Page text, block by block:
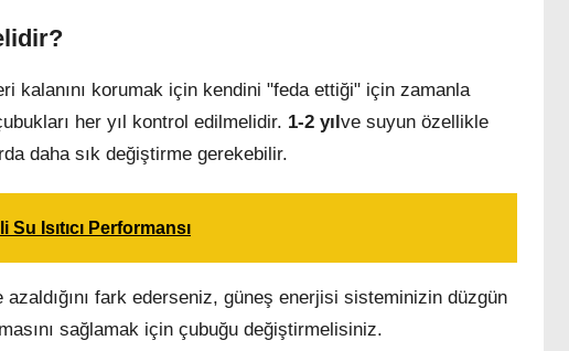
kalanını korumak için kendini "feda ettiği" için zamanla
her yıl kontrol edilmelidir. 1-2 yılve suyun özellikle
daha sık değiştirme gerekebilir.
Isıtıcı Performansı
azaldığını fark ederseniz, güneş enerjisi sisteminizin düzgün
sağlamak için çubuğu değiştirmelisiniz.